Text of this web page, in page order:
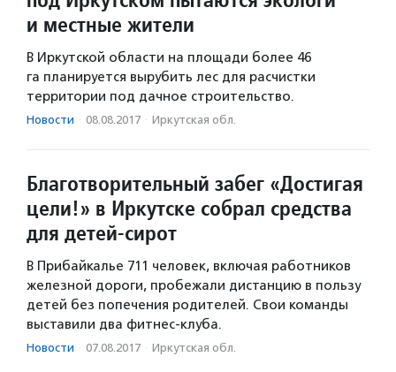
и местные жители
В Иркутской области на площади более 46
га планируется вырубить лес для расчистки
территории под дачное строительство.
Новости · 08.08.2017 · Иркутская обл.
Благотворительный забег «Достигая
цели!» в Иркутске собрал средства
для детей-сирот
В Прибайкалье 711 человек, включая работников
железной дороги, пробежали дистанцию в пользу
детей без попечения родителей. Свои команды
выставили два фитнес-клуба.
Новости · 07.08.2017 · Иркутская обл.